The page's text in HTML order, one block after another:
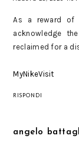
As a reward of
acknowledge
reclaimed for a
MyNikeVisit
RISPONDI
angelo